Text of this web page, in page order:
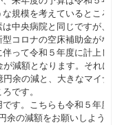
規模を考えているところ
中央病院と同じですが、
コロナの空床補助金がな
って令和５年度に計上し
減額となります。それに
余の減と、大きなマイナ
です。
す。こちらも令和５年度
余の減額をお願いしよう